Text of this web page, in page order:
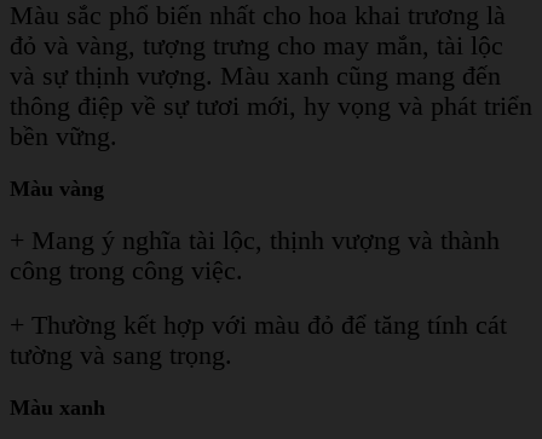
Màu sắc phổ biến nhất cho hoa khai trương là
đỏ và vàng, tượng trưng cho may mắn, tài lộc
và sự thịnh vượng. Màu xanh cũng mang đến
thông điệp về sự tươi mới, hy vọng và phát triển
bền vững.
Màu vàng
+ Mang ý nghĩa tài lộc, thịnh vượng và thành
công trong công việc.
+ Thường kết hợp với màu đỏ để tăng tính cát
tường và sang trọng.
Màu xanh